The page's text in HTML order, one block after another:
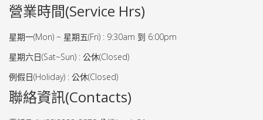
營業時間(Service Hrs)
星期一(Mon) ~ 星期五(Fri) : 9:30am 到 6:00pm
星期六日(Sat~Sun) : 公休(Closed)
例假日(Holiday) : 公休(Closed)
聯絡資訊(Contacts)